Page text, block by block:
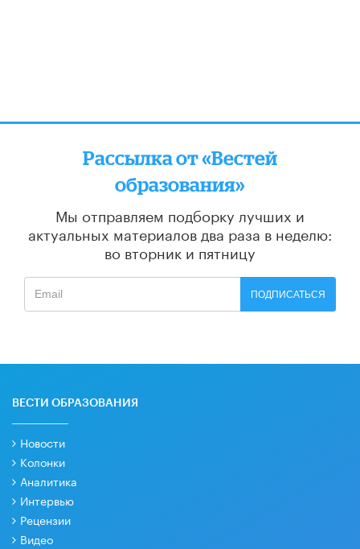
Рассылка от «Вестей
образования»
Мы отправляем подборку лучших и
актуальных материалов два раза в неделю:
во вторник и пятницу
ПОДПИСАТЬСЯ
ВЕСТИ ОБРАЗОВАНИЯ
Новости
Колонки
Аналитика
Интервью
Рецензии
Видео